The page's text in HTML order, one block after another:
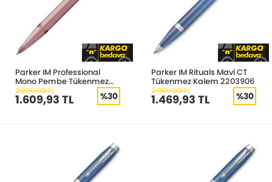
Parker IM Professional
Mono Pembe Tükenmez
Kalem
2.299,90 TL
1.609,93 TL %30
Parker IM Rituals Mavi CT
Tükenmez Kalem 2203906
2.099,90 TL
1.469,93 TL %30